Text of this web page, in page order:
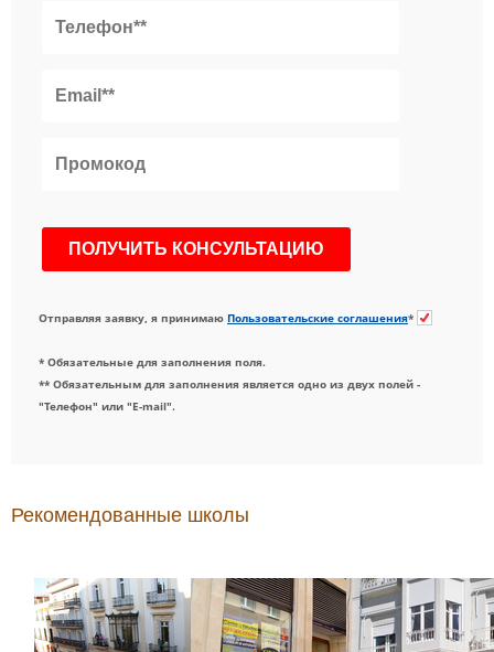
Отправляя заявку, я принимаю Пользовательские соглашения*
* Обязательные для заполнения поля.
** Обязательным для заполнения является одно из двух полей -
"Телефон" или "E-mail".
Рекомендованные школы